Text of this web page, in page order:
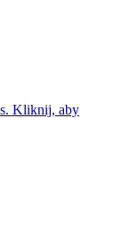
Kliknij, aby